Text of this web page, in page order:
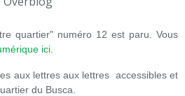
quartier" numéro 12 est paru. Vous
ici.
aux lettres aux lettres accessibles et
du Busca.